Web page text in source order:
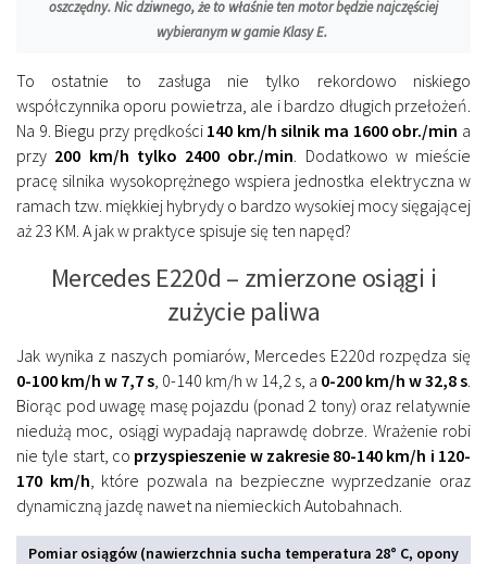
oszczędny. Nic dziwnego, że to właśnie ten motor będzie najczęściej
wybieranym w gamie Klasy E.
To ostatnie to zasługa nie tylko rekordowo niskiego
współczynnika oporu powietrza, ale i bardzo długich przełożeń.
Na 9. Biegu przy prędkości 140 km/h silnik ma 1600 obr./min a
przy 200 km/h tylko 2400 obr./min . Dodatkowo w mieście
pracę silnika wysokoprężnego wspiera jednostka elektryczna w
ramach tzw. miękkiej hybrydy o bardzo wysokiej mocy sięgającej
aż 23 KM. A jak w praktyce spisuje się ten napęd?
Mercedes E220d – zmierzone osiągi i
zużycie paliwa
Jak wynika z naszych pomiarów, Mercedes E220d rozpędza się
0-100 km/h w 7,7 s , 0-140 km/h w 14,2 s, a 0-200 km/h w 32,8 s
Biorąc pod uwagę masę pojazdu (ponad 2 tony) oraz relatywnie
niedużą moc, osiągi wypadają naprawdę dobrze. Wrażenie robi
nie tyle start, co przyspieszenie w zakresie 80-140 km/h i 120-
170 km/h , które pozwala na bezpieczne wyprzedzanie oraz
dynamiczną jazdę nawet na niemieckich Autobahnach.
Pomiar osiągów (nawierzchnia sucha temperatura 28° C, opony